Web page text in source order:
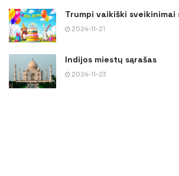
Trumpi vaikiški
2024-11-21
Indijos miestų sąrašas
2024-11-23